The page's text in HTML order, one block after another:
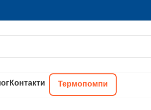
Контакти Термопомпи